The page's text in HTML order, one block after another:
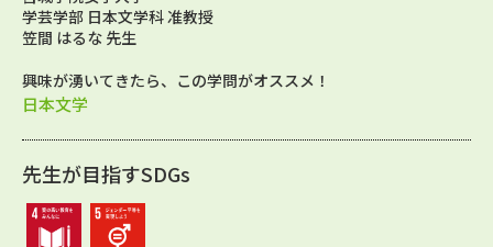
学芸学部 日本文学科 准教授
笠間 はるな 先生
興味が湧いてきたら、この学問がオススメ！
日本文学
先生が目指すSDGs